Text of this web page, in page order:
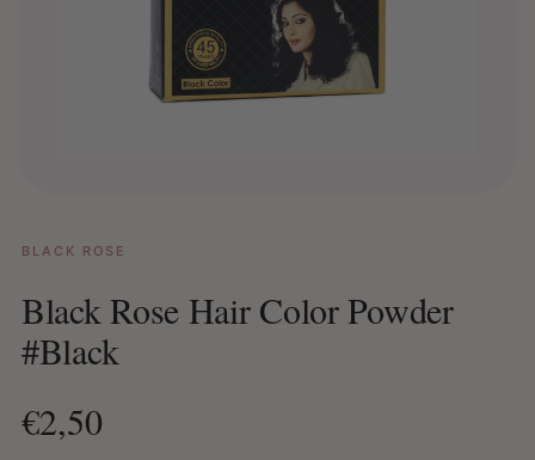
BLACK ROSE
Black Rose Hair Color Powder
#Black
€2,50